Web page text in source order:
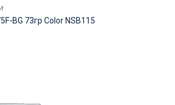
BG 73гр Color NSB115